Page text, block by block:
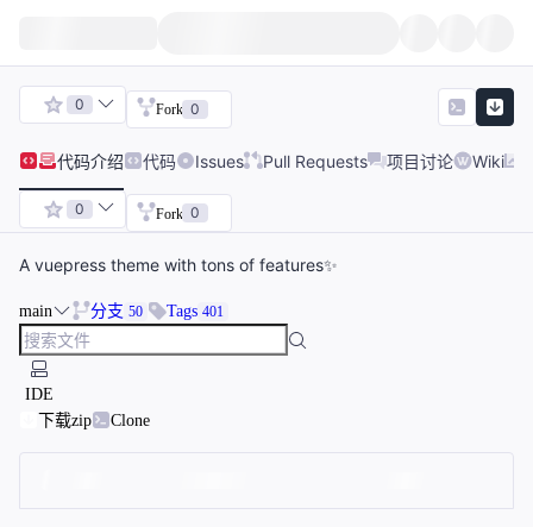
0 Fork 0
代码介绍 代码 Issues Pull Requests 项目讨论 Wiki
0 Fork 0
A vuepress theme with tons of features✨
main 分支 50 Tags 401
IDE
下载zip
Clone